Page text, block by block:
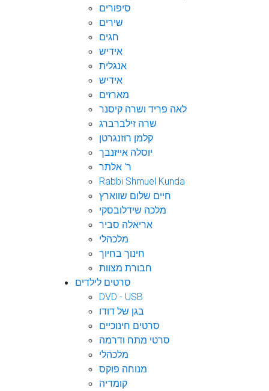
סיפורים
שירים
חגים
אידיש
אנגלית
אידיש
מארזים
לאה פריד ושרה קיסנר
שרה זילברברג
קלמן רוזנגרטן
יוסלה אייזנבך
ר' אלתר
Rabbi Shmuel Kunda
חיים שלום שווארץ
מלכה שידלובסקי
אריאלה סביר
מלכהלי
חינוך בחיוך
חבורת מצוות
סרטים לילדים
DVD - USB
בגן של דודו
סרטים חינוכיים
סרטי מתח ודרמה
מלכהלי
מנוחה פוקס
קומדיה